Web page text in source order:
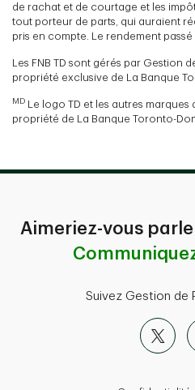
de rachat et de courtage et les
tout porteur de parts, qui auraient
pris en compte. Le rendement
Les FNB TD sont gérés par Gestion
propriété exclusive de La Banque
MD Le logo TD et les autres marques
propriété de La Banque Toronto-
Aimeriez-vous
Suivez Gestion de